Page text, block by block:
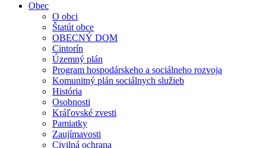
Obec
O obci
Štatút obce
OBECNÝ DOM
Cintorín
Územný plán
Program hospodárskeho a sociálneho rozvoja
Komunitný plán sociálnych služieb
História
Osobnosti
Kráľovské zvesti
Pamiatky
Zaujímavosti
Civilná ochrana